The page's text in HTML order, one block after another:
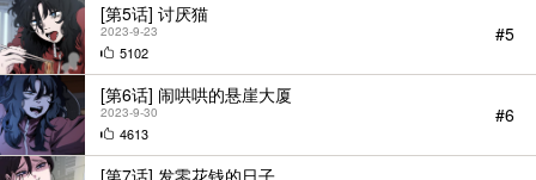
StarScore
[第5话] 讨厌猫
2023-9-23
5102
#5
[第6话] 闹哄哄的悬崖大厦
2023-9-30
4613
#6
[第7话] 发零花钱的日子